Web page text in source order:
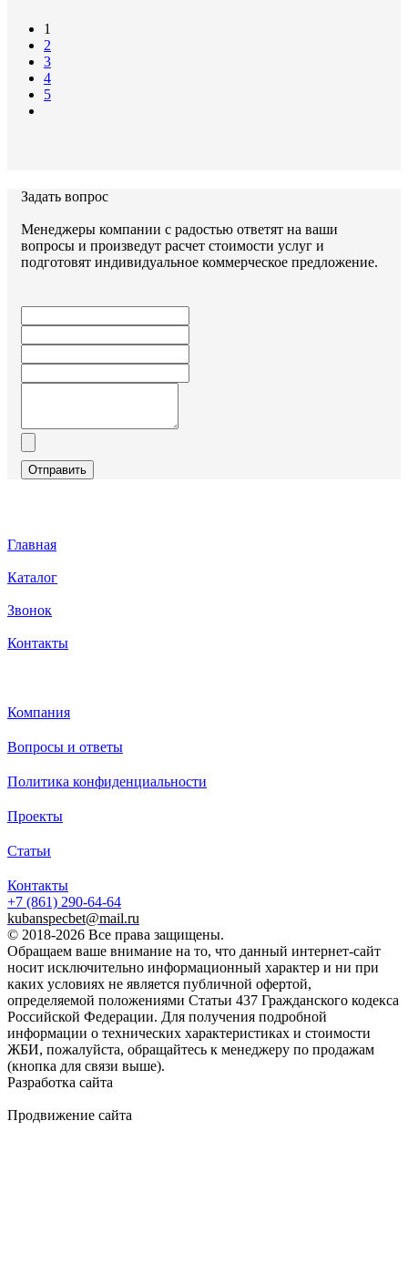
1
2
3
4
5
Задать вопрос
Менеджеры компании с радостью ответят на ваши
вопросы и произведут расчет стоимости услуг и
подготовят индивидуальное коммерческое предложение.
Отправить
Главная
Каталог
Звонок
Контакты
Компания
Вопросы и ответы
Политика конфиденциальности
Проекты
Статьи
Контакты
+7 (861) 290-64-64
kubanspecbet@mail.ru
© 2018-2026 Все права защищены.
Обращаем ваше внимание на то, что данный интернет-сайт
носит исключительно информационный характер и ни при
каких условиях не является публичной офертой,
определяемой положениями Статьи 437 Гражданского кодекса
Российской Федерации. Для получения подробной
информации о технических характеристиках и стоимости
ЖБИ, пожалуйста, обращайтесь к менеджеру по продажам
(кнопка для связи выше).
Разработка сайта
Продвижение сайта